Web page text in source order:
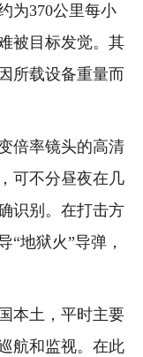
为370公里每小
被目标发觉。其
所载设备重量而
倍率镜头的高清
可不分昼夜在几
识别。在打击方
“地狱火”导弹，
本土，平时主要
航和监视。在此